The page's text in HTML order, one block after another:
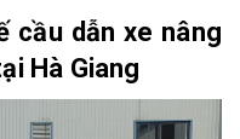
cầu dẫn xe nâng
Hà Giang